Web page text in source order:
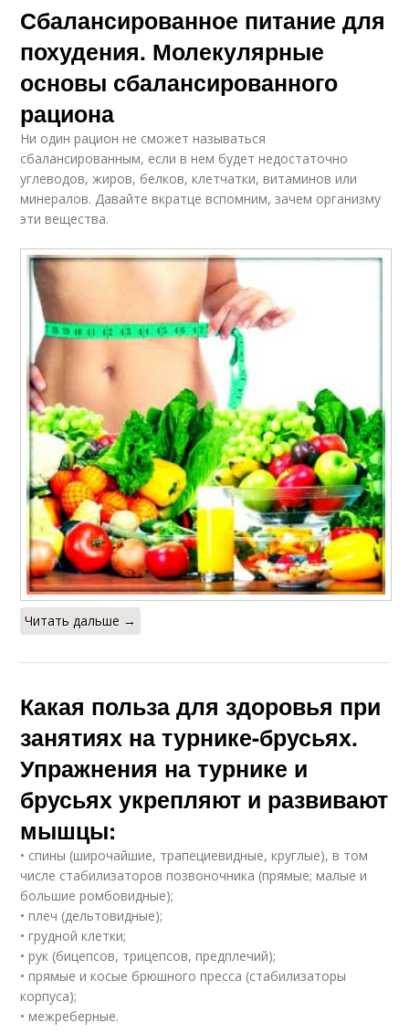
Сбалансированное питание для
похудения. Молекулярные
основы сбалансированного
рациона
Ни один рацион не сможет называться
сбалансированным, если в нем будет недостаточно
углеводов, жиров, белков, клетчатки, витаминов или
минералов. Давайте вкратце вспомним, зачем организму
эти вещества.
Читать дальше →
Какая польза для здоровья при
занятиях на турнике-брусьях.
Упражнения на турнике и
брусьях укрепляют и развивают
мышцы:
• спины (широчайшие, трапециевидные, круглые), в том
числе стабилизаторов позвоночника (прямые; малые и
большие ромбовидные);
• плеч (дельтовидные);
• грудной клетки;
• рук (бицепсов, трицепсов, предплечий);
• прямые и косые брюшного пресса (стабилизаторы
корпуса);
• межреберные.